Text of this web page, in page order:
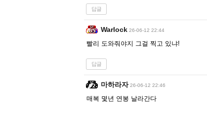
답글
Warlock 26-06-12 22:44
빨리 도와줘야지 그걸 찍고 있냐!
답글
마하라자 26-06-12 22:46
매복 몇년 연봉 날라간다